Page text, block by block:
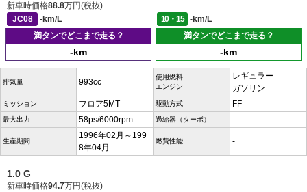
新車時価格88.8万円(税抜)
JC08
-km/L 10・15
-km/L
満タンでどこまで走る？
-km
満タンでどこまで走る？
-km
排気量 993cc
使用燃料
エンジン
レギュラー
ガソリン
ミッション フロア5MT 駆動方式 FF
最大出力 58ps/6000rpm 過給器（ターボ） -
生産期間
1996年02月～199
8年04月
燃費性能 -
1.0 G
新車時価格94.7万円(税抜)